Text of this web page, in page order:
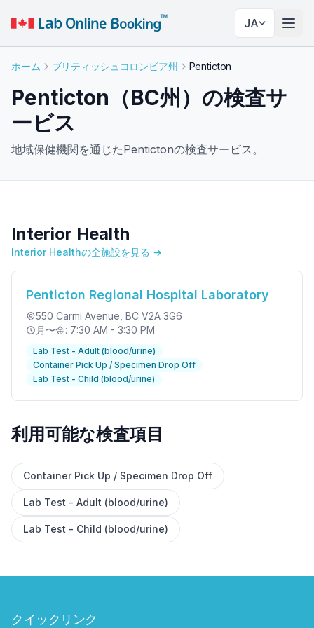
JA
ナビ
ホーム ブリティッシュコロンビア州 Penticton
Penticton（BC州）の検査サ
ービス
地域保健機関を通じたPentictonの検査サービス。
Interior Health
Interior Healthの全施設を見る →
Penticton Regional Hospital Laboratory
550 Carmi Avenue , BC V2A 3G6
月〜金: 7:30 AM - 3:30 PM
Lab Test - Adult (blood/urine)
Container Pick Up / Specimen Drop Off
Lab Test - Child (blood/urine)
利用可能な検査項目
Container Pick Up / Specimen Drop Off
Lab Test - Adult (blood/urine)
Lab Test - Child (blood/urine)
クイックリンク
予約する 近くのラボを探す